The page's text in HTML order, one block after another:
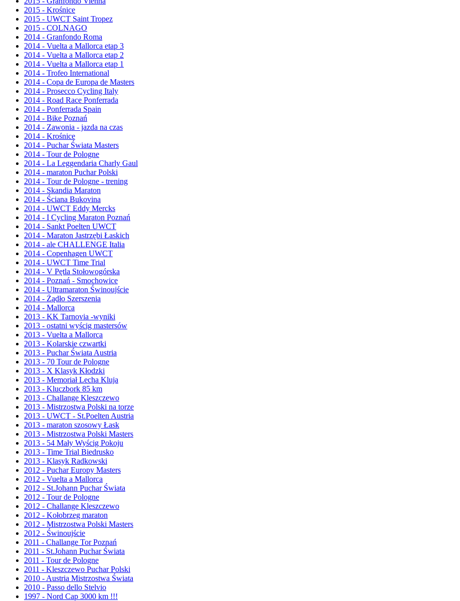
2015 - Krośnice
2015 - UWCT Saint Tropez
2015 - COLNAGO
2014 - Granfondo Roma
2014 - Vuelta a Mallorca etap 3
2014 - Vuelta a Mallorca etap 2
2014 - Vuelta a Mallorca etap 1
2014 - Trofeo International
2014 - Copa de Europa de Masters
2014 - Prosecco Cycling Italy
2014 - Road Race Ponferrada
2014 - Ponferrada Spain
2014 - Bike Poznań
2014 - Zawonia - jazda na czas
2014 - Krośnice
2014 - Puchar Świata Masters
2014 - Tour de Pologne
2014 - La Leggendaria Charly Gaul
2014 - maraton Puchar Polski
2014 - Tour de Pologne - trening
2014 - Skandia Maraton
2014 - Ściana Bukovina
2014 - UWCT Eddy Mercks
2014 - I Cycling Maraton Poznań
2014 - Sankt Poelten UWCT
2014 - Maraton Jastrzębi Łaskich
2014 - ale CHALLENGE Italia
2014 - Copenhagen UWCT
2014 - UWCT Time Trial
2014 - V Pętla Stołowogórska
2014 - Poznań - Smochowice
2014 - Ultramaraton Świnoujście
2014 - Żądło Szerszenia
2014 - Mallorca
2013 - KK Tarnovia -wyniki
2013 - ostatni wyścig mastersów
2013 - Vuelta a Mallorca
2013 - Kolarskie czwartki
2013 - Puchar Świata Austria
2013 - 70 Tour de Pologne
2013 - X Klasyk Kłodzki
2013 - Memoriał Lecha Kluja
2013 - Kluczbork 85 km
2013 - Challange Kleszczewo
2013 - Mistrzostwa Polski na torze
2013 - UWCT - St.Poelten Austria
2013 - maraton szosowy Łask
2013 - Mistrzostwa Polski Masters
2013 - 54 Mały Wyścig Pokoju
2013 - Time Trial Biedrusko
2013 - Klasyk Radkowski
2012 - Puchar Europy Masters
2012 - Vuelta a Mallorca
2012 - St.Johann Puchar Świata
2012 - Tour de Pologne
2012 - Challange Kleszczewo
2012 - Kołobrzeg maraton
2012 - Mistrzostwa Polski Masters
2012 - Świnoujście
2011 - Challange Tor Poznań
2011 - St.Johann Puchar Świata
2011 - Tour de Pologne
2011 - Kleszczewo Puchar Polski
2010 - Austria Mistrzostwa Świata
2010 - Passo dello Stelvio
1997 - Nord Cap 3000 km !!!